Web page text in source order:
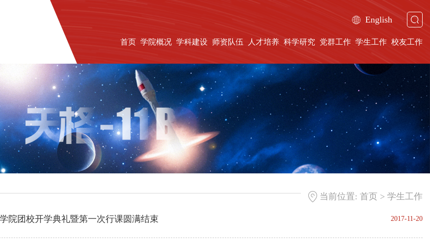
English
首页 学院概况 学科建设 师资队伍 人才培养 科学研究 党群工作 学生工作 校友工作
当前位置: 首页 > 学生工作
院团校开学典礼暨第一次行课圆满结束 2017-11-20